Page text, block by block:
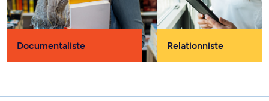
Documentaliste Relationniste